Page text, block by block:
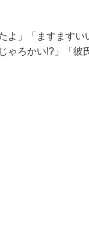
よ」「ますます
ゃろかい!?」「